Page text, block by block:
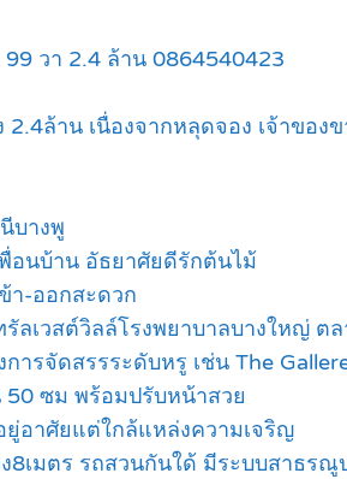
วา 2.4 ล้าน 0864540423
2.4ล้าน เนื่องจากหลุดจอง เจ้าขอ
บางพู
อนบ้าน อัธยาศัยดีรักต้นไม้
า-ออกสะดวก
รัลเวสต์วิลล์โรงพยาบาลบางใหญ่
ารจัดสรรระดับหรู เช่น The
ซม พร้อมปรับหน้าสวย
อาศัยแต่ใกล้แหล่งความเจริญ
8เมตร รถสวนกันใด้ มีระบบสาธร